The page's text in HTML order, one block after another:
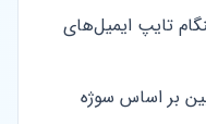
تایپ ایمیل‌های
بر اساس سوژه